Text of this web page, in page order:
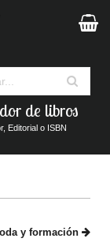
de libros
Editorial o ISBN
y formación